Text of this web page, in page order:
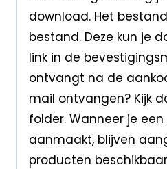
download. Het
bestand. Deze kun je
link in de
ontvangt na de
mail ontvangen? Kijk
folder. Wanneer je
aanmaakt, blijven
producten